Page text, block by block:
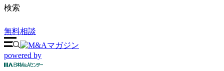
検索
無料相談
powered by